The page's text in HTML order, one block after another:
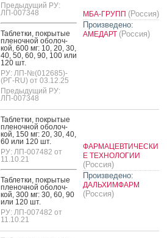
Предыдущий РУ:
ЛП-007348
Таб­летки, пок­ры­тые
пле­ноч­ной обо­лоч­
кой, 600 мг: 10, 20, 30,
40, 50, 60, 90, 100 или
120 шт.
РУ: ЛП-№(012685)-
(РГ-RU) от 03.12.25
Предыдущий РУ:
ЛП-007348
МБА-ГРУПП (Россия)
Произведено:
АМЕДАРТ (Россия)
Таб­летки, пок­ры­тые
пле­ноч­ной обо­лоч­
кой, 150 мг: 20, 30, 40,
60 или 120 шт.
РУ: ЛП-007482 от
11.10.21
Таб­летки, пок­ры­тые
пле­ноч­ной обо­лоч­
кой, 300 мг: 30, 60, 90
или 120 шт.
РУ: ЛП-007482 от
11.10.21
ФАРМАЦЕВТИЧЕСКИ
Е ТЕХНОЛОГИИ
(Россия)
Произведено:
ДАЛЬХИМФАРМ
(Россия)